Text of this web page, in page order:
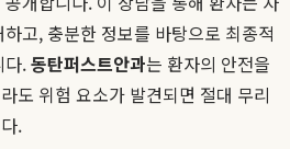
고, 충분한 정보를 바탕으로 최종적
다.동탄퍼스트안과는 환자의 안전을
도 위험 요소가 발견되면 절대 무리
.